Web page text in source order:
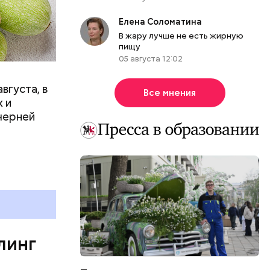
в
и
у
Елена Соломатина
В жару лучше не есть жирную
пищу
05 августа 12:02
Все мнения